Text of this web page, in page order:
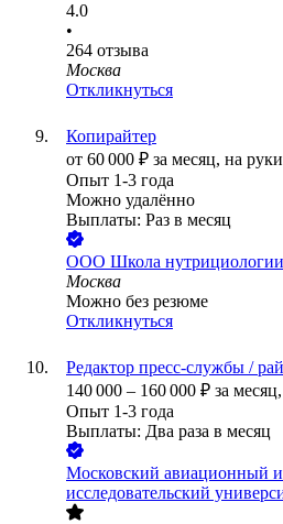
4.0
•
264 отзыва
Москва
Откликнуться
Копирайтер
от 60 000 ₽ за месяц, на руки
Опыт 1-3 года
Можно удалённо
Выплаты: Раз в месяц
ООО Школа
Москва
Можно без резюме
Откликнуться
Редактор пресс-службы /
140 000 – 160 000 ₽ за месяц,
Опыт 1-3 года
Выплаты: Два раза в месяц
Московский авиационный
исследовательский